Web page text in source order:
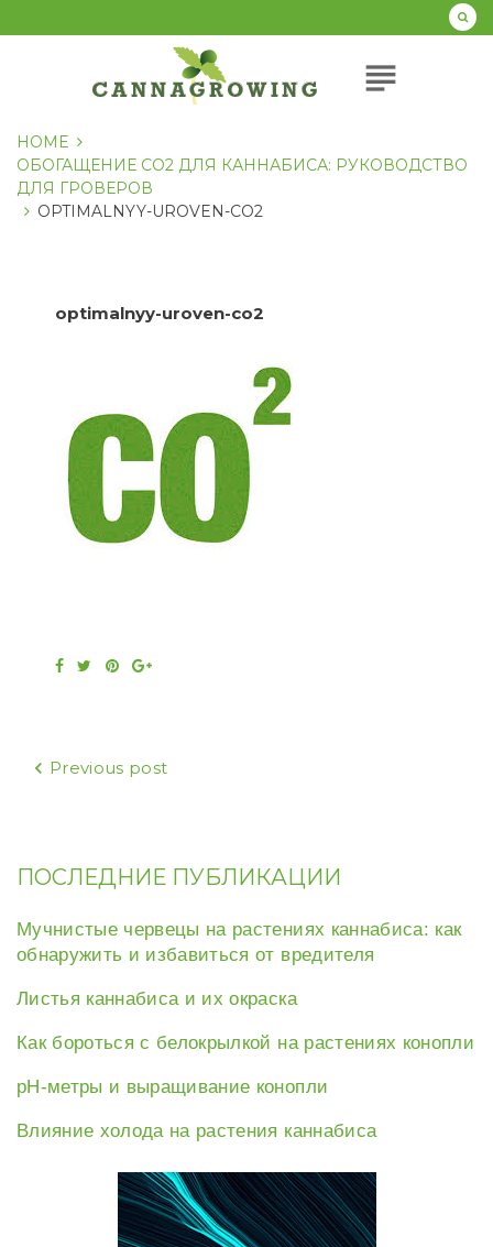
к
subject
HOME
ОБОГАЩЕНИЕ CO2 ДЛЯ КАННАБИСА: РУКОВОДСТВО
ДЛЯ ГРОВЕРОВ
OPTIMALNYY-UROVEN-CO2
optimalnyy-uroven-co2
Facebook
TwitterPinterestGoogle+
Навигация
Previous post
ПОСЛЕДНИЕ ПУБЛИКАЦИИ
Мучнистые червецы на растениях каннабиса: как
обнаружить и избавиться от вредителя
Листья каннабиса и их окраска
Как бороться с белокрылкой на растениях конопли
рН-метры и выращивание конопли
Влияние холода на растения каннабиса